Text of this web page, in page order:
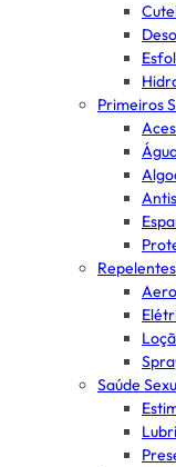
Primeiros
Repelentes
Saúde